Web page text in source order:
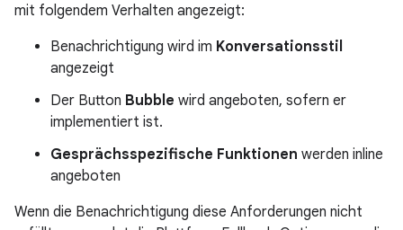
mit folgendem Verhalten angezeigt:
Benachrichtigung wird im Konversationsstil
angezeigt
Der Button Bubble wird angeboten, sofern er
implementiert ist.
Gesprächsspezifische Funktionen werden inline
angeboten
Wenn die Benachrichtigung diese Anforderungen nicht